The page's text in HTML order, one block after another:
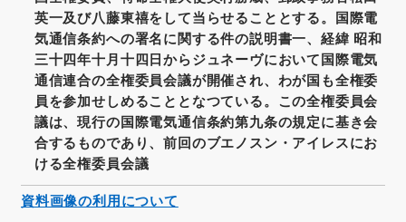
英一及び八藤東禧をして当らせることとする。国際電
気通信条約への署名に関する件の説明書一、経緯 昭和
三十四年十月十四日からジュネーヴにおいて国際電気
通信連合の全権委員会議が開催され、わが国も全権委
員を参加せしめることとなつている。この全権委員会
議は、現行の国際電気通信条約第九条の規定に基き会
合するものであり、前回のブエノスン・アイレスにお
ける全権委員会議
資料画像の利用について